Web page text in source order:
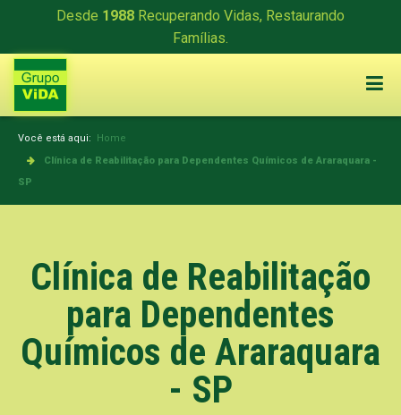
Desde 1988 Recuperando Vidas, Restaurando
Famílias.
Você está aqui: Home
Clínica de Reabilitação para Dependentes Químicos de Araraquara -
SP
Clínica de Reabilitação
para Dependentes
Químicos de Araraquara
- SP